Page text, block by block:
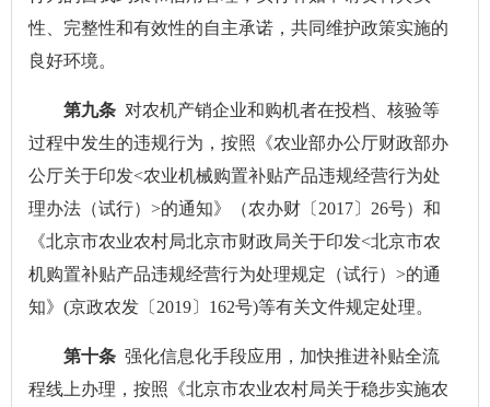
性、完整性和有效性的自主承诺，共同维护政策实施的
良好环境。
第九条 对农机产销企业和购机者在投档、核验等
过程中发生的违规行为，按照《农业部办公厅财政部办
公厅关于印发<农业机械购置补贴产品违规经营行为处
理办法（试行）>的通知》（农办财〔2017〕26号）和
《北京市农业农村局北京市财政局关于印发<北京市农
机购置补贴产品违规经营行为处理规定（试行）>的通
知》(京政农发〔2019〕162号)等有关文件规定处理。
第十条 强化信息化手段应用，加快推进补贴全流
程线上办理，按照《北京市农业农村局关于稳步实施农